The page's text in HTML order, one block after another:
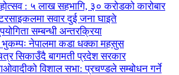
: ५ लाख सहभागि, ३० करोडको कारोबार
सवार दुई जना घाइते
सम्बन्धी अन्तरक्रिया
भुकम्पः नेपालमा कडा धक्का महसुस
सिकाउँदै बागमती प्रदेश सरकार
विशाल सभा: प्रचण्डले सम्बोधन गर्ने